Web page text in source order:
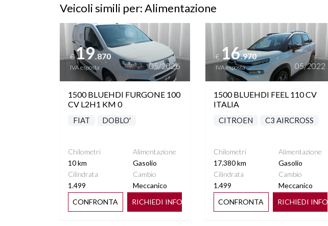
Veicoli simili per: Alimentazione
Vedi dettagli
€19.870
IVA esposta 05/2026
1500 BLUEHDI FURGONE 100
CV L2H1 KM 0
FIAT DOBLO'
Chilometri
10 km
Alimentazione
Gasolio
Cilindrata
1.499
Cambio
Meccanico
CONFRONTA
RICHIEDI INFO
Vedi dettagli
€16.970
IVA esposta 05/2022
1500 BLUEHDI FEEL 110 CV
ITALIA
CITROEN C3 AIRCROSS
Chilometri
17.380 km
Alimentazione
Gasolio
Cilindrata
1.499
Cambio
Meccanico
CONFRONTA
RICHIEDI INFO